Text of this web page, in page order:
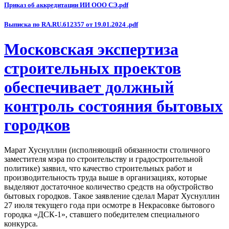
Приказ об аккредитации ИИ ООО СЭ.pdf
Выписка по RA.RU.612357 от 19.01.2024 .pdf
Московская экспертиза
строительных проектов
обеспечивает должный
контроль состояния бытовых
городков
Марат Хуснуллин (исполняющий обязанности столичного
заместителя мэра по строительству и градостроительной
политике) заявил, что качество строительных работ и
производительность труда выше в организациях, которые
выделяют достаточное количество средств на обустройство
бытовых городков. Такое заявление сделал Марат Хуснуллин
27 июля текущего года при осмотре в Некрасовке бытового
городка «ДСК-1», ставшего победителем специального
конкурса.